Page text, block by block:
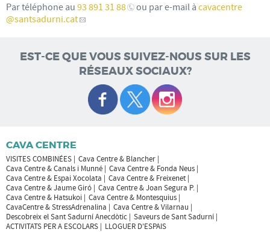
Par téléphone au 93 891 31 88 ou par e-mail à cavacentre
@santsadurni.cat
EST-CE QUE VOUS SUIVEZ-NOUS SUR LES
RÉSEAUX SOCIAUX?
CAVA CENTRE
VISITES COMBINÉES
Cava Centre & Blancher
Cava Centre & Canals i Munné
Cava Centre & Fonda Neus
Cava Centre & Espai Xocolata
Cava Centre & Freixenet
Cava Centre & Jaume Giró
Cava Centre & Joan Segura P.
Cava Centre & Hatsukoi
Cava Centre & Montesquius
CavaCentre & StressAdrenalina
Cava Centre & Vilarnau
Descobreix el Sant Sadurní Anecdòtic
Saveurs de Sant Sadurní
ACTIVITATS PER A ESCOLARS
LLOGUER D'ESPAIS